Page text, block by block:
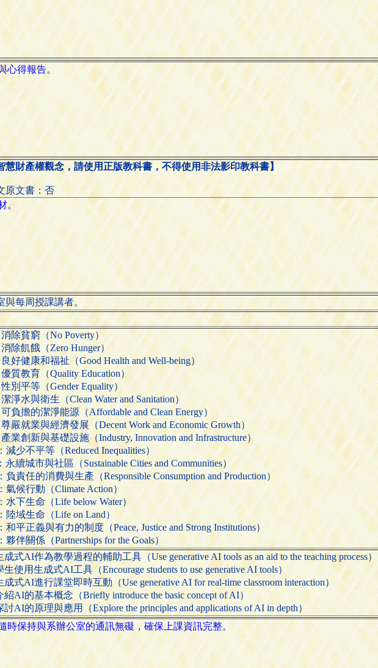
慧財產權觀念，請使用正版教科書，不得使用非法影印教科書】
原文書：否
與每周授課講者。
除貧窮（No Poverty）
除飢餓（Zero Hunger）
好健康和福祉（Good Health and Well-being）
質教育（Quality Education）
別平等（Gender Equality）
淨水與衛生（Clean Water and Sanitation）
負擔的潔淨能源（Affordable and Clean Energy）
嚴就業與經濟發展（Decent Work and Economic Growth）
業創新與基礎設施（Industry, Innovation and Infrastructure）
減少不平等（Reduced Inequalities）
永續城市與社區（Sustainable Cities and Communities）
負責任的消費與生產（Responsible Consumption and Production）
氣候行動（Climate Action）
水下生命（Life below Water）
陸域生命（Life on Land）
和平正義與有力的制度（Peace, Justice and Strong Institutions）
夥伴關係（Partnerships for the Goals）
式AI作為教學過程的輔助工具（Use generative AI tools as an aid to the teaching process）
使用生成式AI工具（Encourage students to use generative AI tools）
式AI進行課堂即時互動（Use generative AI for real-time classroom interaction）
AI的基本概念（Briefly introduce the basic concept of AI）
AI的原理與應用（Explore the principles and applications of AI in depth）